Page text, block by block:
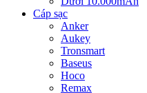
Cáp sạc
Anker
Aukey
Tronsmart
Baseus
Hoco
Remax